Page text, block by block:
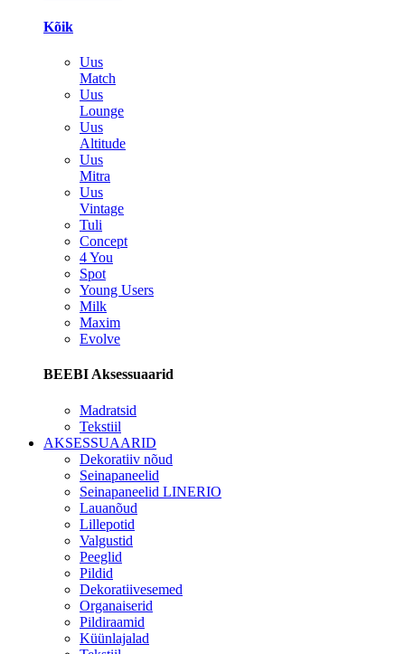
Kõik
Uus
Match
Uus
Lounge
Uus
Altitude
Uus
Mitra
Uus
Vintage
Tuli
Concept
4 You
Spot
Young Users
Milk
Maxim
Evolve
BEEBI Aksessuaarid
Madratsid
Tekstiil
AKSESSUAARID
Dekoratiiv nõud
Seinapaneelid
Seinapaneelid LINERIO
Lauanõud
Lillepotid
Valgustid
Peeglid
Pildid
Dekoratiivesemed
Organaiserid
Pildiraamid
Küünlajalad